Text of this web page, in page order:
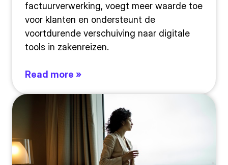
factuurverwerking, voegt meer waarde toe
voor klanten en ondersteunt de
voortdurende verschuiving naar digitale
tools in zakenreizen.
Read more »